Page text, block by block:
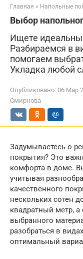
Главная » Напольные
Выбор
Ищете
Разбираемся в
помогаем
Укладка любой
Опубликовано: 06 Мар
Смирнова
Задумываетесь о
покрытия? Это
комфорта в доме.
учитывая
качественного
нескольких сотен
квадратный метр, а
выбранного
разобраться в
оптимальный